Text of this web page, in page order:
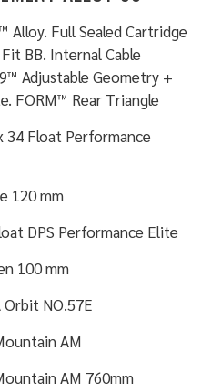
Alloy. Full Sealed Cartridge
BB. Internal Cable
Adjustable Geometry +
FORM™ Rear Triangle
34 Float Performance
120 mm
DPS Performance Elite
100 mm
Orbit NO.57E
AM
AM 760mm